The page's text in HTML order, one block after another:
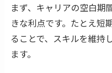
まず、キャリアの空白期
きな利点です。たとえ短
ることで、スキルを維持
ます。